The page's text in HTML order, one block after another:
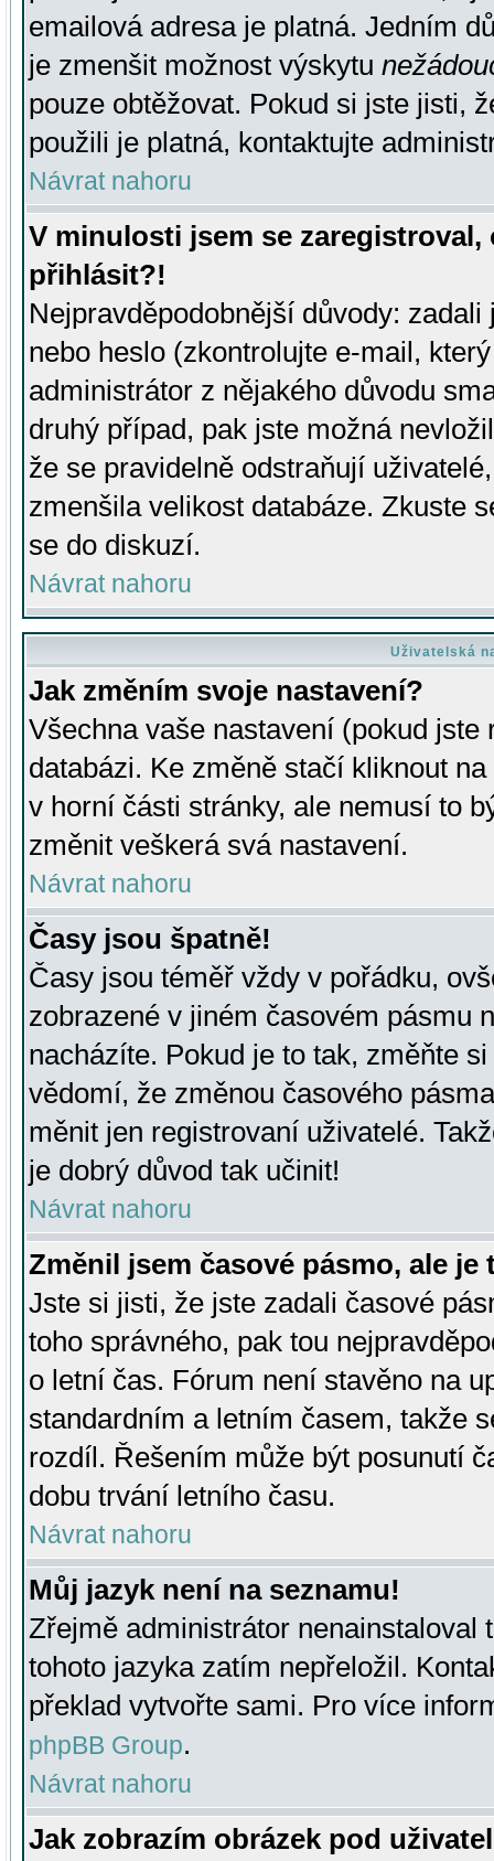
emailová adresa je platná. Jedním
je zmenšit možnost výskytu
pouze obtěžovat. Pokud si jste jisti,
použili je platná, kontaktujte
Návrat nahoru
V minulosti jsem se
přihlásit?!
Nejpravděpodobnější důvody:
nebo heslo (zkontrolujte e-mail,
administrátor z nějakého důvodu
druhý případ, pak jste možná
že se pravidelně odstraňují
zmenšila velikost databáze. Zkuste
se do diskuzí.
Návrat nahoru
Uživatelská
Jak změním svoje nastavení?
Všechna vaše nastavení (pokud
databázi. Ke změně stačí kliknout
v horní části stránky, ale nemusí to
změnit veškerá svá nastavení.
Návrat nahoru
Časy jsou špatně!
Časy jsou téměř vždy v pořádku,
zobrazené v jiném časovém pásmu
nacházíte. Pokud je to tak, změňte
vědomí, že změnou časového
měnit jen registrovaní uživatelé.
je dobrý důvod tak učinit!
Návrat nahoru
Změnil jsem časové pásmo, ale je
Jste si jisti, že jste zadali časové
toho správného, pak tou
o letní čas. Fórum není stavěno na
standardním a letním časem, takže
rozdíl. Řešením může být posunutí
dobu trvání letního času.
Návrat nahoru
Můj jazyk není na seznamu!
Zřejmě administrátor nenainstaloval
tohoto jazyka zatím nepřeložil.
překlad vytvořte sami. Pro více
phpBB Group.
Návrat nahoru
Jak zobrazím obrázek pod